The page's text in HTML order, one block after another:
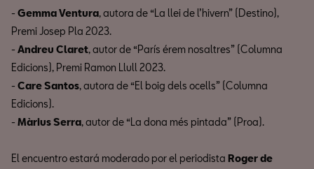
- Gemma Ventura, autora de “La llei de l’hivern” (Destino),
Premi Josep Pla 2023.
- Andreu Claret, autor de “París érem nosaltres” (Columna
Edicions), Premi Ramon Llull 2023.
- Care Santos, autora de “El boig dels ocells” (Columna
Edicions).
- Màrius Serra, autor de “La dona més pintada” (Proa).
El encuentro estará moderado por el periodista Roger de